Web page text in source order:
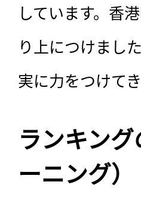
しています。香
り上につけまし
実に力をつけてき
ランキン
ーニング）